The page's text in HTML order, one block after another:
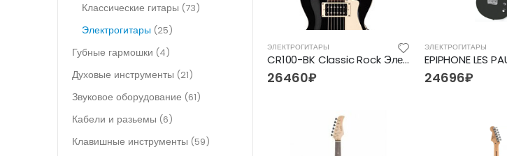
ЭЛЕКТРОГИТАРЫ
CR100-BK Classic Rock Электрогитара, черная, Cort
26460₽
ЭЛЕКТРОГИТАРЫ
24696₽
Классические гитары (73)
Электрогитары (25)
Губные гармошки (4)
Духовые инструменты (21)
Звуковое оборудование (61)
Кабели и разьемы (6)
Клавишные инструменты (59)